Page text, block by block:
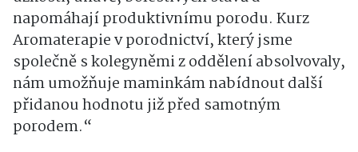
napomáhají produktivnímu porodu. Kurz
Aromaterapie v porodnictví, který jsme
společně s kolegyněmi z oddělení absolvovaly,
nám umožňuje maminkám nabídnout další
přidanou hodnotu již před samotným
porodem.“